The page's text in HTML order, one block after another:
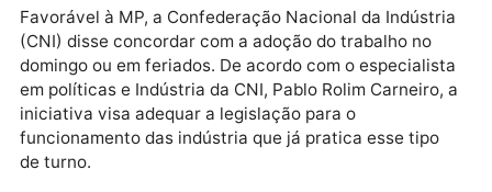
modalidade será de 2%, ante 8% para os demais
trabalhadores.
Mercado de trabalho
“O que estamos propondo, de uma forma muito clara